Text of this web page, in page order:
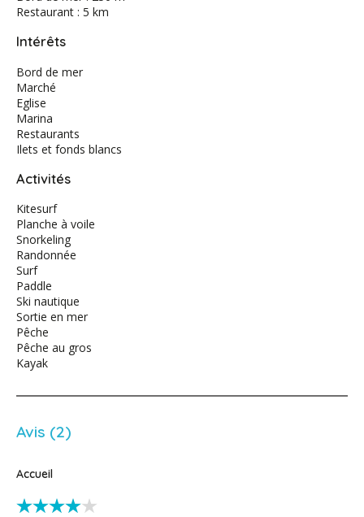
Restaurant : 5 km
Intérêts
Bord de mer
Marché
Eglise
Marina
Restaurants
Ilets et fonds blancs
Activités
Kitesurf
Planche à voile
Snorkeling
Randonnée
Surf
Paddle
Ski nautique
Sortie en mer
Pêche
Pêche au gros
Kayak
Avis (2)
Accueil